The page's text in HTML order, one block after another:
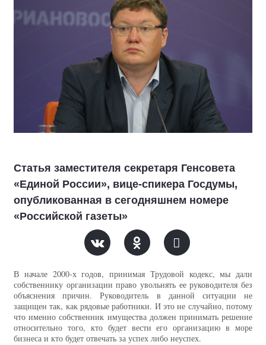
Статья заместителя секретаря Генсовета
«Единой России», вице-спикера Госдумы,
опубликованная в сегодняшнем номере
«Российской газеты»
В начале 2000-х годов, принимая Трудовой кодекс, мы дали
собственнику организации право увольнять ее руководителя без
объяснения причин. Руководитель в данной ситуации не
защищен так, как рядовые работники. И это не случайно, потому
что именно собственник имущества должен принимать решение
относительно того, кто будет вести его организацию в море
бизнеса и кто будет отвечать за успех либо неуспех.